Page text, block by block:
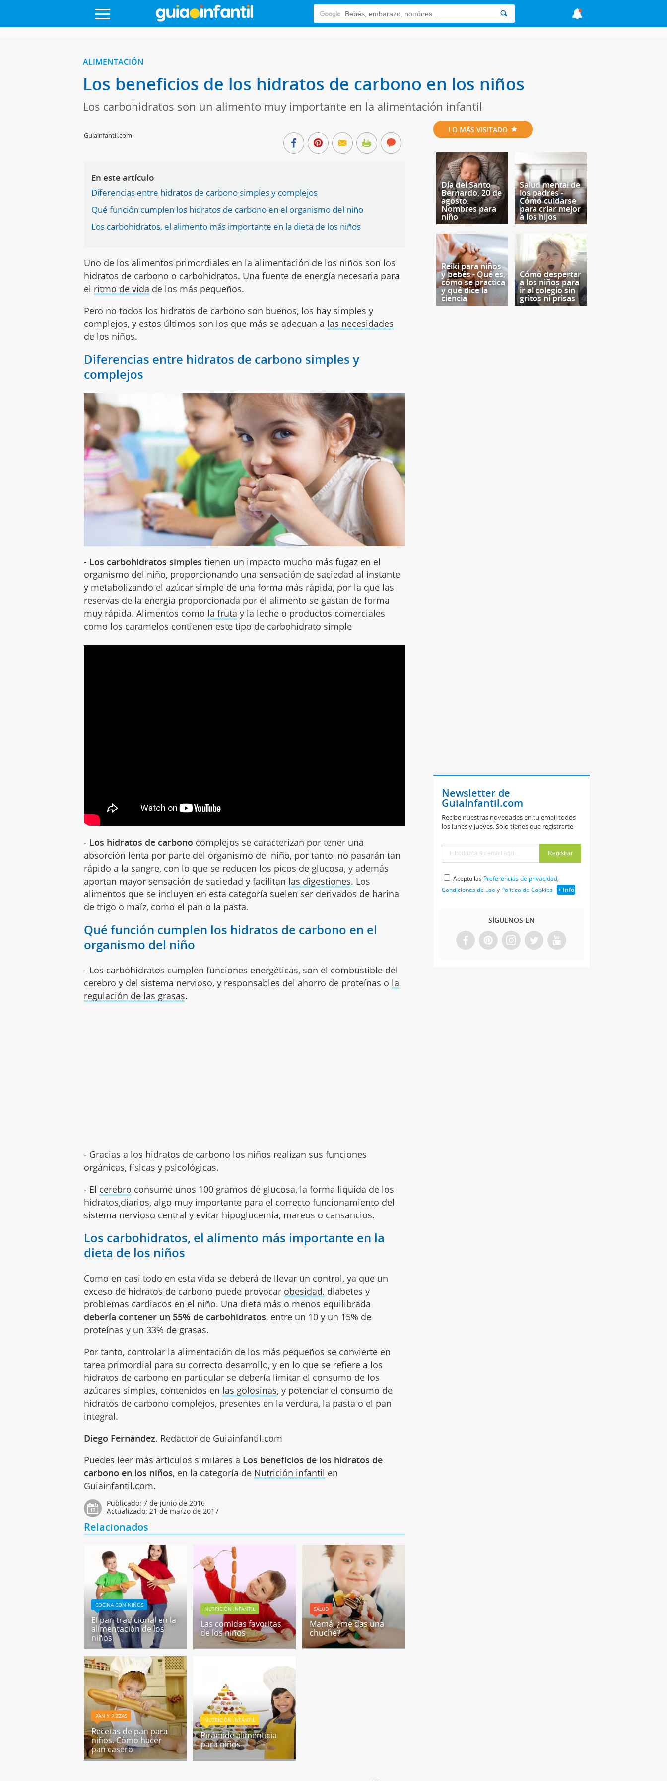
ALIMENTACIÓN
Los beneficios de los hidratos de carbono en los niños
Los carbohidratos son un alimento muy importante en la alimentación infantil
Guiainfantil.com
En este artículo
Diferencias entre hidratos de carbono simples y complejos
Qué función cumplen los hidratos de carbono en el organismo del niño
Los carbohidratos, el alimento más importante en la dieta de los niños
Uno de los alimentos primordiales en la alimentación de los niños son los
hidratos de carbono o carbohidratos. Una fuente de energía necesaria para
el ritmo de vida de los más pequeños.
Pero no todos los hidratos de carbono son buenos, los hay simples y
complejos, y estos últimos son los que más se adecuan a las necesidades
de los niños.
Diferencias entre hidratos de carbono simples y
complejos
- Los carbohidratos simples tienen un impacto mucho más fugaz en el
organismo del niño, proporcionando una sensación de saciedad al instante
y metabolizando el azúcar simple de una forma más rápida, por la que las
reservas de la energía proporcionada por el alimento se gastan de forma
muy rápida. Alimentos como la fruta y la leche o productos comerciales
como los caramelos contienen este tipo de carbohidrato simple
- Los hidratos de carbono complejos se caracterizan por tener una
absorción lenta por parte del organismo del niño, por tanto, no pasarán tan
rápido a la sangre, con lo que se reducen los picos de glucosa, y además
aportan mayor sensación de saciedad y facilitan las digestiones. Los
alimentos que se incluyen en esta categoría suelen ser derivados de harina
de trigo o maíz, como el pan o la pasta.
Qué función cumplen los hidratos de carbono en el
organismo del niño
- Los carbohidratos cumplen funciones energéticas, son el combustible del
cerebro y del sistema nervioso, y responsables del ahorro de proteínas o la
regulación de las grasas.
- Gracias a los hidratos de carbono los niños realizan sus funciones
orgánicas, físicas y psicológicas.
- El cerebro consume unos 100 gramos de glucosa, la forma liquida de los
hidratos,diarios, algo muy importante para el correcto funcionamiento del
sistema nervioso central y evitar hipoglucemia, mareos o cansancios.
Los carbohidratos, el alimento más importante en la
dieta de los niños
Como en casi todo en esta vida se deberá de llevar un control, ya que un
exceso de hidratos de carbono puede provocar obesidad, diabetes y
problemas cardiacos en el niño. Una dieta más o menos equilibrada
debería contener un 55% de carbohidratos, entre un 10 y un 15% de
proteínas y un 33% de grasas.
Por tanto, controlar la alimentación de los más pequeños se convierte en
tarea primordial para su correcto desarrollo, y en lo que se refiere a los
hidratos de carbono en particular se debería limitar el consumo de los
azúcares simples, contenidos en las golosinas, y potenciar el consumo de
hidratos de carbono complejos, presentes en la verdura, la pasta o el pan
integral.
Diego Fernández. Redactor de Guiainfantil.com
Puedes leer más artículos similares a Los beneficios de los hidratos de
carbono en los niños, en la categoría de Nutrición infantil en
Guiainfantil.com.
Publicado:7 de junio de 2016
Actualizado: 21 de marzo de 2017
Relacionados
COCINA CON NIÑOS
El pan tradicional en la
alimentación de los
niños
NUTRICIÓN INFANTIL
Las comidas favoritas
de los niños
SALUD
Mamá, ¿me das una
chuche?
PAN Y PIZZAS
Recetas de pan para
niños. Cómo hacer
pan casero
NUTRICIÓN INFANTIL
Pirámide alimenticia
para niños
LO MÁS VISITADO
Día del Santo
Bernardo, 20 de
agosto.
Nombres para
niño
Salud mental de
los padres -
Cómo cuidarse
para criar mejor
a los hijos
Reiki para niños
y bebés - Qué es,
cómo se practica
y qué dice la
ciencia
Cómo despertar
a los niños para
ir al colegio sin
gritos ni prisas
Newsletter de
GuiaInfantil.com
Recibe nuestras novedades en tu email todos
los lunes y jueves. Solo tienes que registrarte
Acepto las Preferencias de privacidad,
Condiciones de usoy Política de Cookies + Info
SÍGUENOS EN